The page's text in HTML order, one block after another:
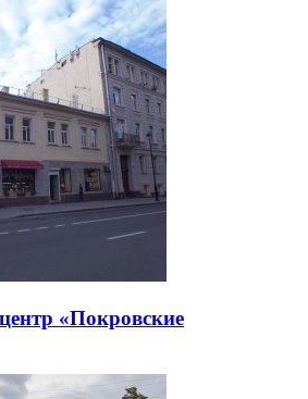
«Покровские